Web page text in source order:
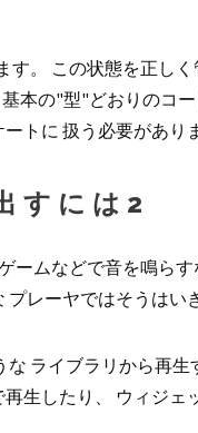
す。 この状態を正し
本の"型"どおりのコ
トに 扱う必要があり
すには2
ームなどで音を鳴ら
レーヤではそうはい
ライブラリから再
生したり、 ウィジェ